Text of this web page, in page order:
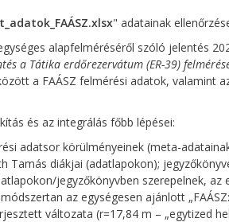
" adatainak
alapfelméréséről szóló jelentés
a Tátika erdőrezervátum (ER-39)
a FAÁSZ felmérési adatok, valamint
és az integrálás főbb lépései:
adatsor körülményeinek (meta-
Tamás diákjai (adatlapokon);
jegyzőkönyvben szerepelnek, az
az egységesen ajánlott
változata (r=17,84 m – „egytized